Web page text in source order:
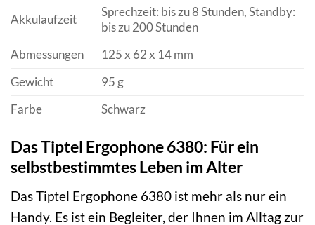
Akkulaufzeit
Sprechzeit: bis zu 8 Stunden, Standby:
bis zu 200 Stunden
Abmessungen
125 x 62 x 14 mm
Gewicht
95 g
Farbe
Schwarz
Das Tiptel Ergophone 6380: Für ein
selbstbestimmtes Leben im Alter
Das Tiptel Ergophone 6380 ist mehr als nur ein
Handy. Es ist ein Begleiter, der Ihnen im Alltag zur